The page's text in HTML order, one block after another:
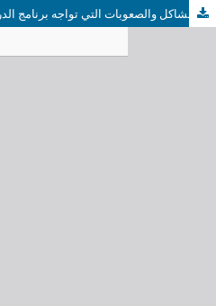
المشاكل والصعوبات التي تواجه برنامج